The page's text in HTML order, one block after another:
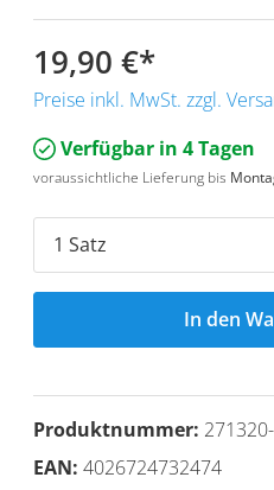
19,90 €*
Preise inkl. MwSt. zzgl.
Verfügbar in 4 Tagen
voraussichtliche Lieferung bis
In den
Produktnummer:
EAN: 4026724732474